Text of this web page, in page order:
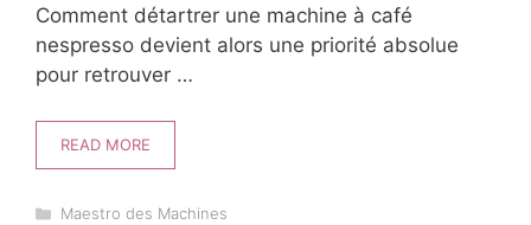
Comment détartrer une machine à café
nespresso devient alors une priorité absolue
pour retrouver …
READ MORE
Catégories
Maestro des Machines